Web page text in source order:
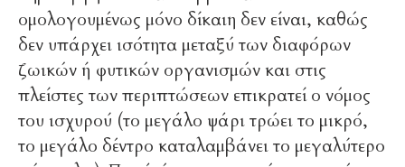
ομολογουμένως μόνο δίκαιη δεν είναι, καθώς
δεν υπάρχει ισότητα μεταξύ των διαφόρων
ζωικών ή φυτικών οργανισμών και στις
πλείστες των περιπτώσεων επικρατεί ο νόμος
του ισχυρού (το μεγάλο ψάρι τρώει το μικρό,
το μεγάλο δέντρο καταλαμβάνει το μεγαλύτερο